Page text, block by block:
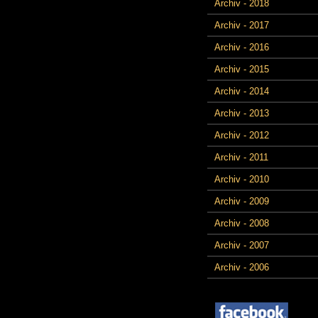
Archiv - 2018
Archiv - 2017
Archiv - 2016
Archiv - 2015
Archiv - 2014
Archiv - 2013
Archiv - 2012
Archiv - 2011
Archiv - 2010
Archiv - 2009
Archiv - 2008
Archiv - 2007
Archiv - 2006